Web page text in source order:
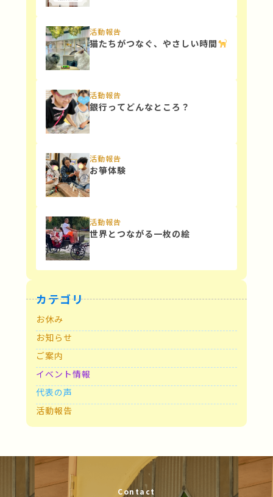
活動報告
猫たちがつなぐ、やさしい時間
活動報告
銀行ってどんなところ？
活動報告
お箏体験
活動報告
世界とつながる一枚の絵
カテゴリ
お休み
お知らせ
ご案内
イベント情報
代表の声
活動報告
Contact